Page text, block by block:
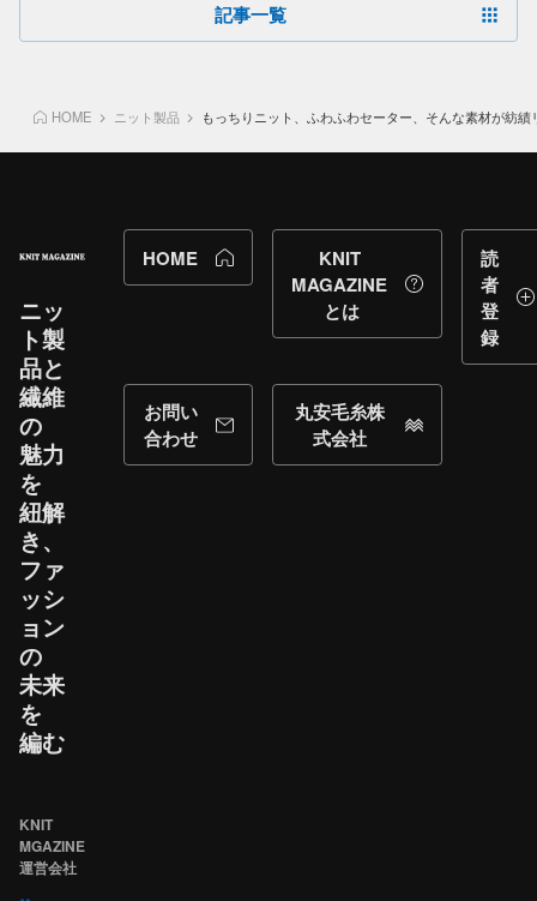
記事一覧
HOME ニット製品 もっちりニット、ふわふわセーター、そんな素材が紡績
ニッ
ト製
品と​
繊維
の​
魅力
を​
紐解
き、​
ファ
ッシ
ョン
の​
未来
を​
編む
HOME
KNIT
MAGAZINE
とは
読
者
登
録
お問い
合わせ
丸安毛糸株
式会社
KNIT
MGAZINE
運営会社